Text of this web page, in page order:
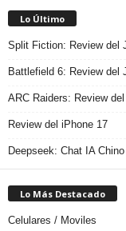
Lo Último
Split Fiction: Review del
Battlefield 6: Review del
ARC Raiders: Review
Review del iPhone 17
Deepseek: Chat IA
Lo Más Destacado
Celulares / Moviles